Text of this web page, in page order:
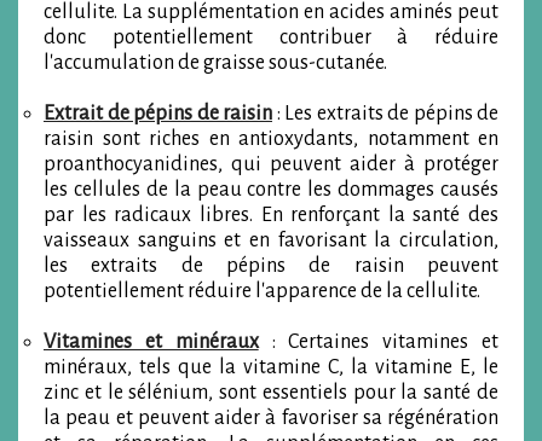
cellulite. La supplémentation en acides aminés peut
donc potentiellement contribuer à réduire
l'accumulation de graisse sous-cutanée.
Extrait de pépins de raisin : Les extraits de pépins de
raisin sont riches en antioxydants, notamment en
proanthocyanidines, qui peuvent aider à protéger
les cellules de la peau contre les dommages causés
par les radicaux libres. En renforçant la santé des
vaisseaux sanguins et en favorisant la circulation,
les extraits de pépins de raisin peuvent
potentiellement réduire l'apparence de la cellulite.
Vitamines et minéraux: Certaines vitamines et
minéraux, tels que la vitamine C, la vitamine E, le
zinc et le sélénium, sont essentiels pour la santé de
la peau et peuvent aider à favoriser sa régénération